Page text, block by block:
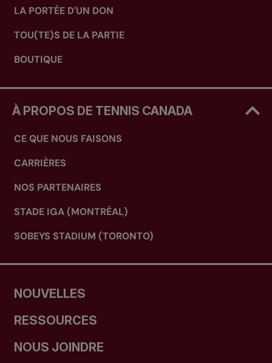
LA PORTÉE D'UN DON
TOU(TE)S DE LA PARTIE
BOUTIQUE
À PROPOS DE TENNIS CANADA
CE QUE NOUS FAISONS
CARRIÈRES
NOS PARTENAIRES
STADE IGA (MONTRÉAL)
SOBEYS STADIUM (TORONTO)
NOUVELLES
RESSOURCES
NOUS JOINDRE